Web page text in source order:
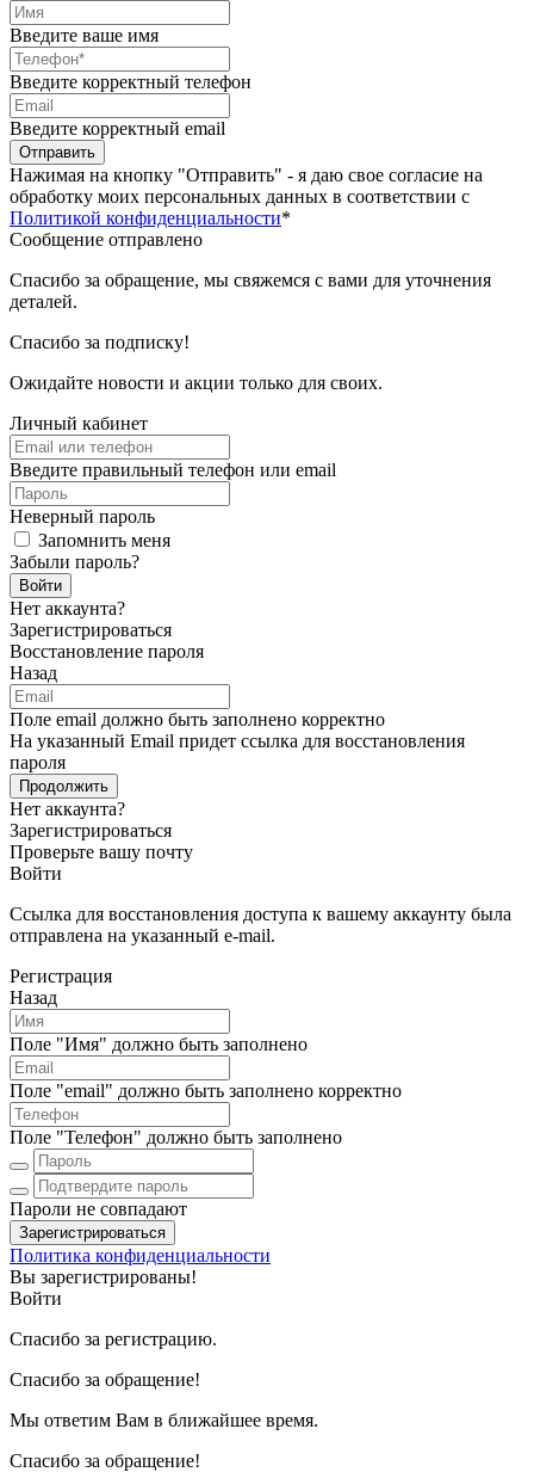
Введите ваше имя
Введите корректный телефон
Введите корректный email
Отправить
Нажимая на кнопку "Отправить" - я даю свое согласие на
обработку моих персональных данных в соответствии с
Политикой конфиденциальности*
Сообщение отправлено
Спасибо за обращение, мы свяжемся с вами для уточнения
деталей.
Спасибо за подписку!
Ожидайте новости и акции только для своих.
Личный кабинет
Введите правильный телефон или email
Неверный пароль
Запомнить меня
Забыли пароль?
Войти
Нет аккаунта?
Зарегистрироваться
Восстановление пароля
Назад
Поле email должно быть заполнено корректно
На указанный Email придет ссылка для восстановления
пароля
Продолжить
Нет аккаунта?
Зарегистрироваться
Проверьте вашу почту
Войти
Ссылка для восстановления доступа к вашему аккаунту была
отправлена на указанный e-mail.
Регистрация
Назад
Поле "Имя" должно быть заполнено
Поле "email" должно быть заполнено корректно
Поле "Телефон" должно быть заполнено
Пароли не совпадают
Зарегистрироваться
Политика конфиденциальности
Вы зарегистрированы!
Войти
Спасибо за регистрацию.
Спасибо за обращение!
Мы ответим Вам в ближайшее время.
Спасибо за обращение!